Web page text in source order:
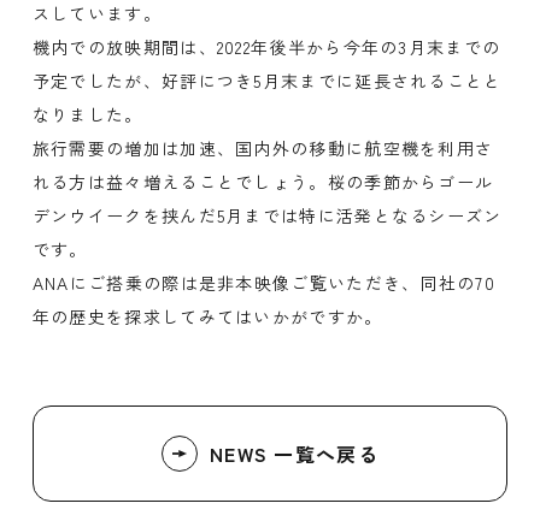
スしています。
機内での放映期間は、2022年後半から今年の3月末までの
予定でしたが、好評につき5月末までに延長されることと
なりました。
旅行需要の増加は加速、国内外の移動に航空機を利用さ
れる方は益々増えることでしょう。桜の季節からゴール
デンウイークを挟んだ5月までは特に活発となるシーズン
です。
ANAにご搭乗の際は是非本映像ご覧いただき、同社の70
年の歴史を探求してみてはいかがですか。
NEWS 一覧へ戻る